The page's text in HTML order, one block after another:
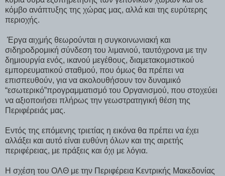
κόμβο ανάπτυξης της χώρας μας, αλλά και της ευρύτερης
περιοχής.
Έργα αιχμής θεωρούνται η συγκοινωνιακή και
σιδηροδρομική σύνδεση του λιμανιού, ταυτόχρονα με την
δημιουργία ενός, ικανού μεγέθους, διαμετακομιστικού
εμπορευματικού σταθμού, που όμως θα πρέπει να
επισπευθούν, για να ακολουθήσουν τον δυναμικό
“εσωτερικό”προγραμματισμό του Οργανισμού, που στοχεύει
να αξιοποιήσει πλήρως την γεωστρατηγική θέση της
Περιφέρειάς μας.
Εντός της επόμενης τριετίας η εικόνα θα πρέπει να έχει
αλλάξει και αυτό είναι ευθύνη όλων και της αιρετής
περιφέρειας, με πράξεις και όχι με λόγια.
Η σχέση του ΟΛΘ με την Περιφέρεια Κεντρικής Μακεδονίας